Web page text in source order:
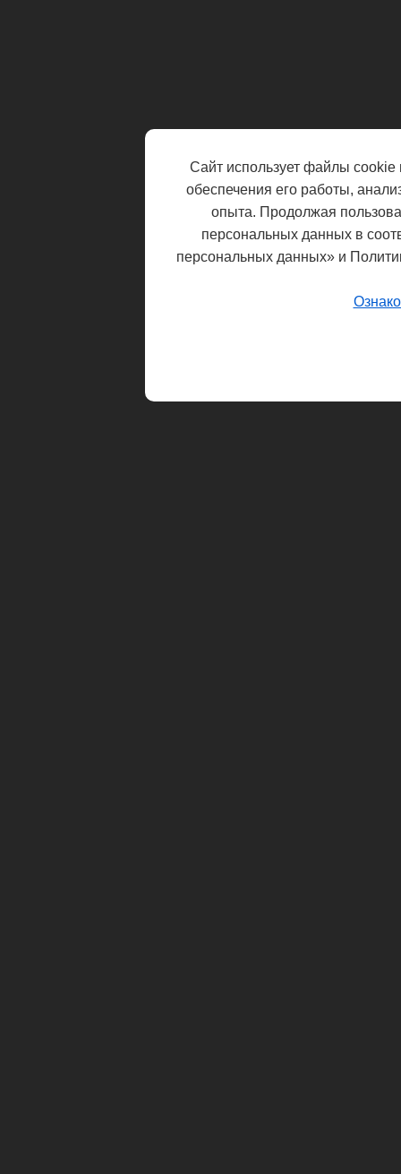
Сайт использует файлы cookie
обеспечения его работы,
опыта. Продолжая
персональных данных в
персональных данных» и